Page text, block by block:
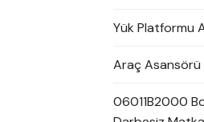
Yük Platformu
Araç Asansörü
06011B2000